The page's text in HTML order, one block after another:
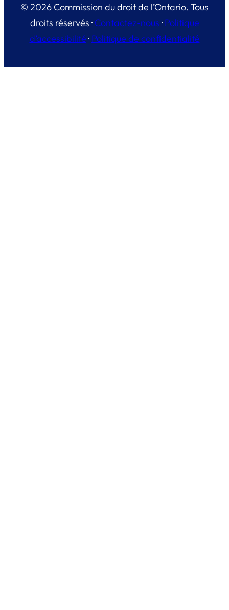
© 2026 Commission du droit de l’Ontario. Tous
droits réservés · Contactez-nous · Politique
d’accessibilité · Politique de confidentialité